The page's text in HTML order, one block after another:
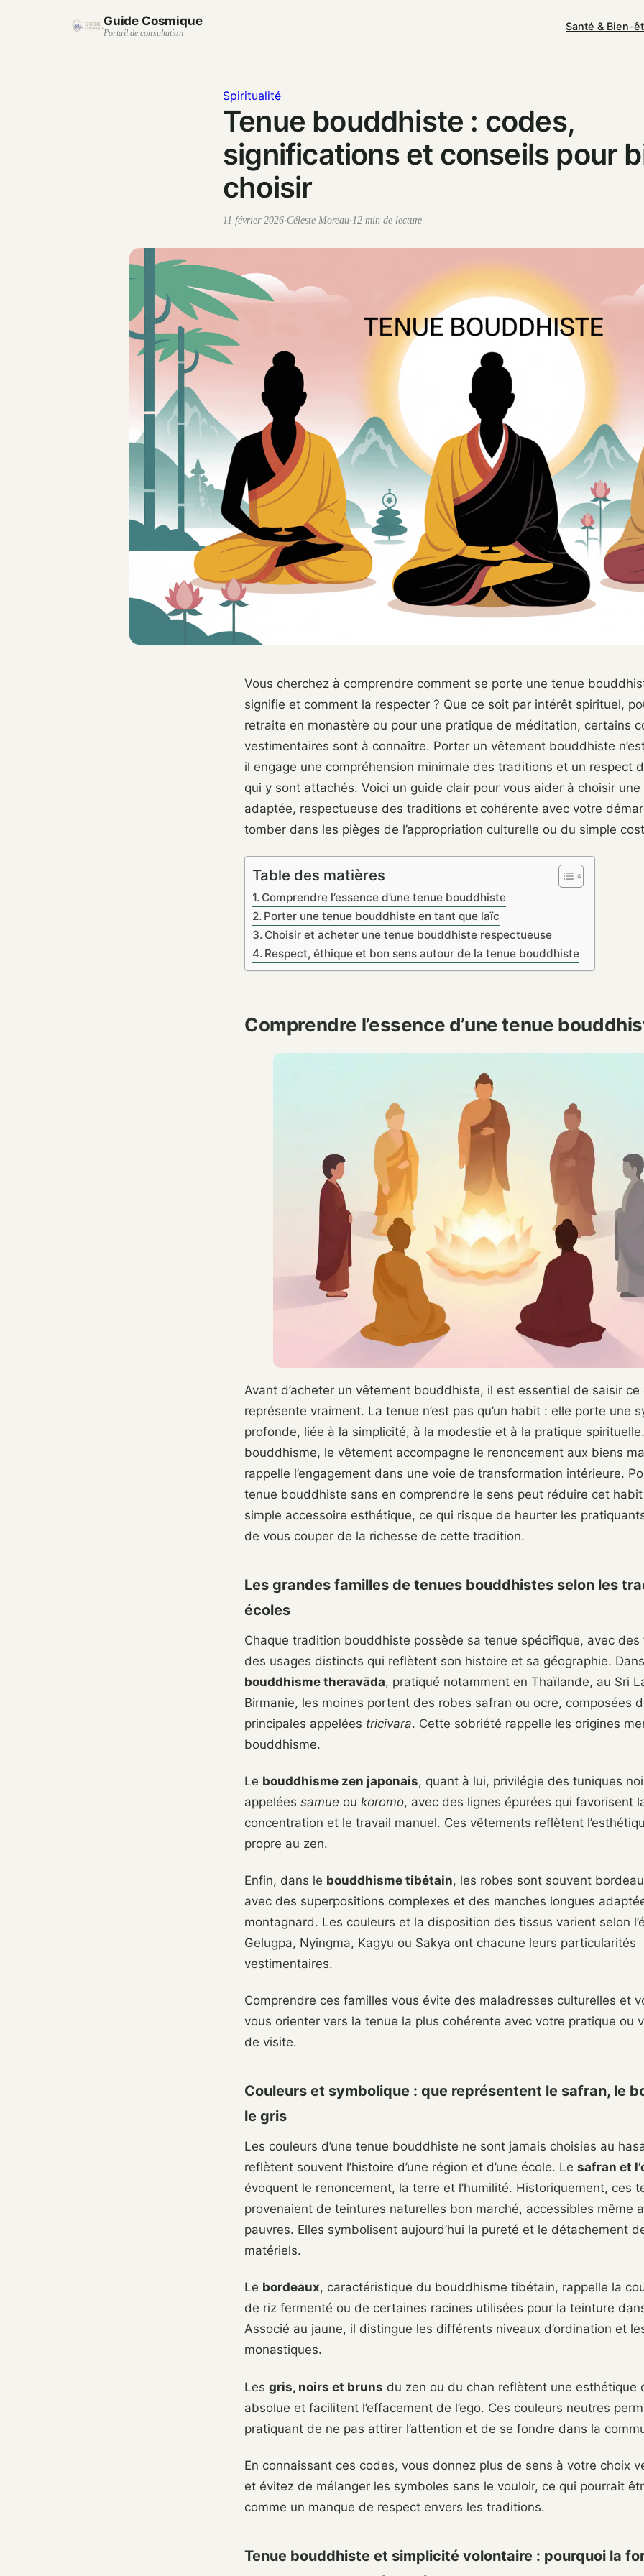
Guide Cosmique
Portail de consultation
Santé & Bien-
Spiritualité
Tenue bouddhiste : codes,
significations et conseils pour
choisir
11 février 2026·Céleste Moreau·12 min de lecture
Vous cherchez à comprendre comment se porte une tenue
signifie et comment la respecter ? Que ce soit par intérêt spirituel,
retraite en monastère ou pour une pratique de méditation, certains
vestimentaires sont à connaître. Porter un vêtement bouddhiste
il engage une compréhension minimale des traditions et un respect
qui y sont attachés. Voici un guide clair pour vous aider à choisir une
adaptée, respectueuse des traditions et cohérente avec votre
tomber dans les pièges de l’appropriation culturelle ou du simple
Table des matières
Comprendre l’essence d’une tenue bouddhiste
Porter une tenue bouddhiste en tant que laïc
Choisir et acheter une tenue bouddhiste respectueuse
Respect, éthique et bon sens autour de la tenue bouddhiste
Comprendre l’essence d’une tenue
Avant d’acheter un vêtement bouddhiste, il est essentiel de saisir ce
représente vraiment. La tenue n’est pas qu’un habit : elle porte une
profonde, liée à la simplicité, à la modestie et à la pratique
bouddhisme, le vêtement accompagne le renoncement aux biens
rappelle l’engagement dans une voie de transformation intérieure.
tenue bouddhiste sans en comprendre le sens peut réduire cet
simple accessoire esthétique, ce qui risque de heurter les
de vous couper de la richesse de cette tradition.
Les grandes familles de tenues bouddhistes selon les
écoles
Chaque tradition bouddhiste possède sa tenue spécifique, avec des
des usages distincts qui reflètent son histoire et sa géographie.
bouddhisme theravāda, pratiqué notamment en Thaïlande, au Sri
Birmanie, les moines portent des robes safran ou ocre, composées
principales appelées tricivara. Cette sobriété rappelle les origines
bouddhisme.
Le bouddhisme zen japonais, quant à lui, privilégie des tuniques
appelées samue ou koromo, avec des lignes épurées qui favorisent
concentration et le travail manuel. Ces vêtements reflètent
propre au zen.
Enfin, dans le bouddhisme tibétain, les robes sont souvent
avec des superpositions complexes et des manches longues
montagnard. Les couleurs et la disposition des tissus varient selon
Gelugpa, Nyingma, Kagyu ou Sakya ont chacune leurs particularités
vestimentaires.
Comprendre ces familles vous évite des maladresses culturelles et
vous orienter vers la tenue la plus cohérente avec votre pratique ou
de visite.
Couleurs et symbolique : que représentent le safran, le
le gris
Les couleurs d’une tenue bouddhiste ne sont jamais choisies au
reflètent souvent l’histoire d’une région et d’une école. Le safran et
évoquent le renoncement, la terre et l’humilité. Historiquement, ces
provenaient de teintures naturelles bon marché, accessibles même
pauvres. Elles symbolisent aujourd’hui la pureté et le détachement
matériels.
Le bordeaux, caractéristique du bouddhisme tibétain, rappelle la
de riz fermenté ou de certaines racines utilisées pour la teinture
Associé au jaune, il distingue les différents niveaux d’ordination et
monastiques.
Les gris, noirs et bruns du zen ou du chan reflètent une esthétique
absolue et facilitent l’effacement de l’ego. Ces couleurs neutres
pratiquant de ne pas attirer l’attention et de se fondre dans la
En connaissant ces codes, vous donnez plus de sens à votre choix
et évitez de mélanger les symboles sans le vouloir, ce qui pourrait
comme un manque de respect envers les traditions.
Tenue bouddhiste et simplicité volontaire : pourquoi la